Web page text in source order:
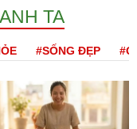
TA
#SỐNG ĐẸP